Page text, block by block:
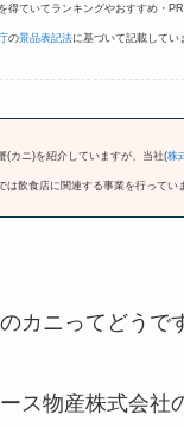
得ていてランキングやおすすめ・
の景品表記法に基づいて記載してい
(カニ)を紹介していますが、当社(株
は飲食店に関連する事業を行ってい
カニってどうで
ス物産株式会社